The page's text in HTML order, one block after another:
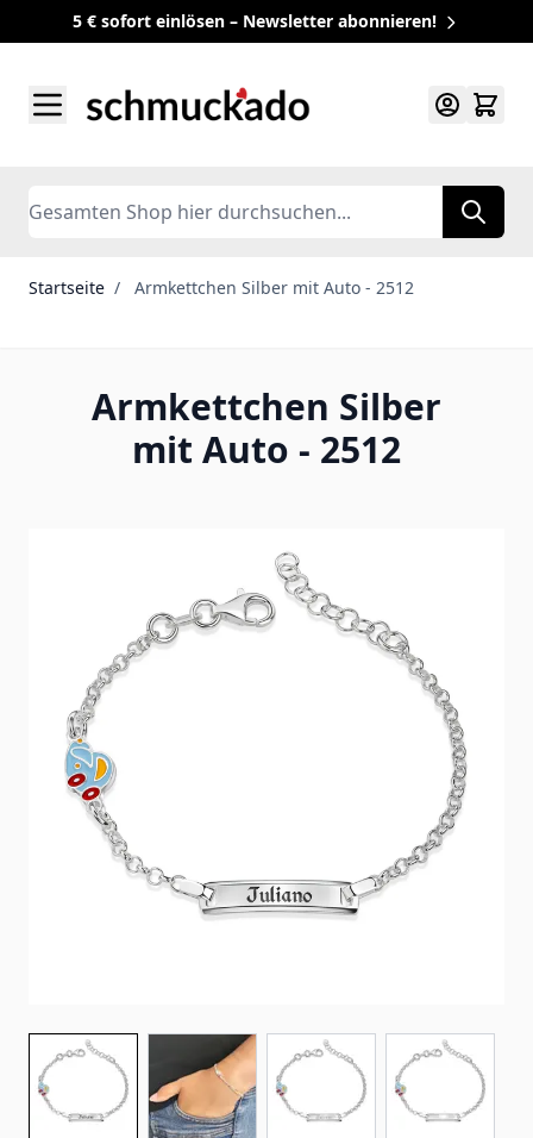
5 € sofort einlösen – Newsletter abonnieren!
Search
Startseite / Armkettchen Silber mit Auto - 2512
Armkettchen Silber
mit Auto - 2512